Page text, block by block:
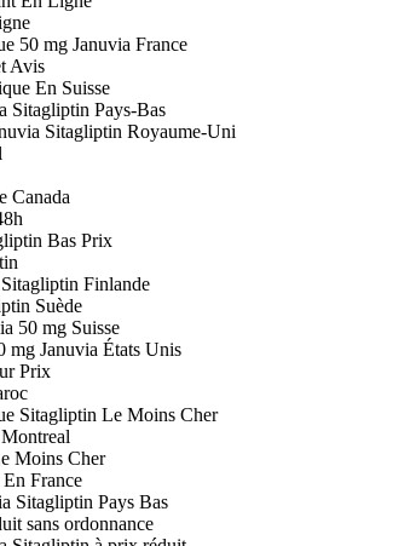
50 mg Januvia France
Avis
En Suisse
Sitagliptin Pays-Bas
Sitagliptin Royaume-Uni
Canada
Bas Prix
Finlande
Suède
50 mg Suisse
mg Januvia États Unis
Prix
Sitagliptin Le Moins Cher
Moins Cher
France
Sitagliptin Pays Bas
sans ordonnance